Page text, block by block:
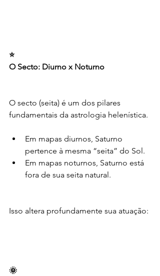
⭐
O Secto: Diurno x Noturno
O secto (seita) é um dos pilares
fundamentais da astrologia helenística.
Em mapas diurnos, Saturno
pertence à mesma “seita” do Sol.
Em mapas noturnos, Saturno está
fora de sua seita natural.
Isso altera profundamente sua atuação:
🌞